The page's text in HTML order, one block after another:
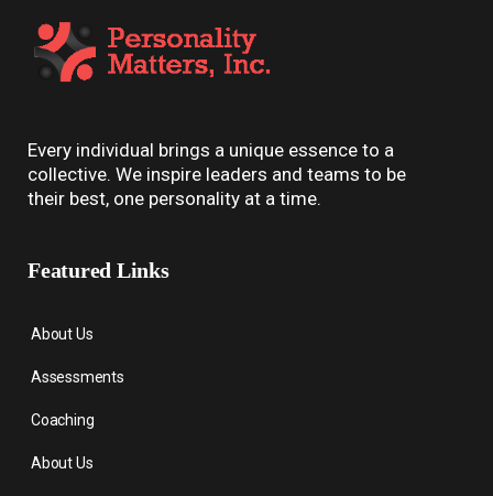
Every individual brings a unique essence to a
collective. We inspire leaders and teams to be
their best, one personality at a time.
Featured Links
About Us
Assessments
Coaching
About Us